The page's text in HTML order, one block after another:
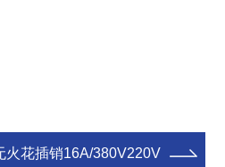
火花插销16A/380V220V